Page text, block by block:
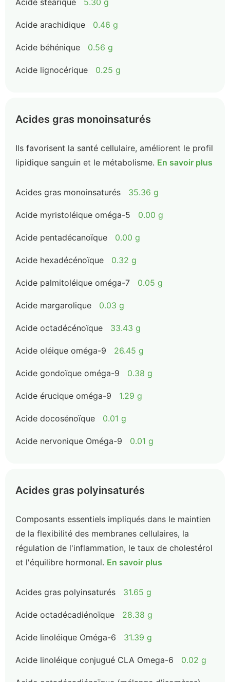
Acide stéarique 5.30 g
Acide arachidique 0.46 g
Acide béhénique 0.56 g
Acide lignocérique 0.25 g
Acides gras monoinsaturés
Ils favorisent la santé cellulaire, améliorent le profil
lipidique sanguin et le métabolisme. En savoir plus
Acides gras monoinsaturés 35.36 g
Acide myristoléique oméga-5 0.00 g
Acide pentadécanoïque 0.00 g
Acide hexadécénoïque 0.32 g
Acide palmitoléique oméga-7 0.05 g
Acide margarolique 0.03 g
Acide octadécénoïque 33.43 g
Acide oléique oméga-9 26.45 g
Acide gondoïque oméga-9 0.38 g
Acide érucique oméga-9 1.29 g
Acide docosénoïque 0.01 g
Acide nervonique Oméga-9 0.01 g
Acides gras polyinsaturés
Composants essentiels impliqués dans le maintien
de la flexibilité des membranes cellulaires, la
régulation de l'inflammation, le taux de cholestérol
et l'équilibre hormonal. En savoir plus
Acides gras polyinsaturés 31.65 g
Acide octadécadiénoïque 28.38 g
Acide linoléique Oméga-6 31.39 g
Acide linoléique conjugué CLA Omega-6 0.02 g